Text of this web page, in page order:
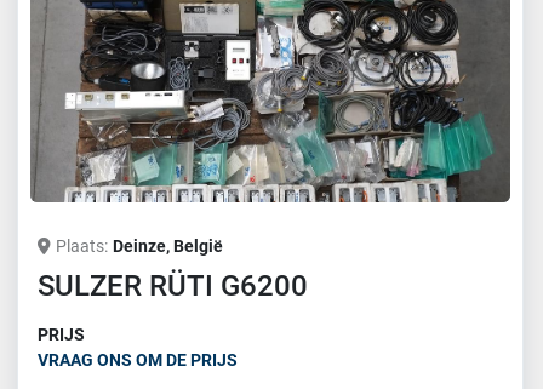
Plaats Deinze, België
SULZER RÜTI G6200
PRIJS
VRAAG ONS OM DE PRIJS